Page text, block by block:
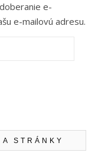
e-
e-mailovú adresu.
STRÁNKY